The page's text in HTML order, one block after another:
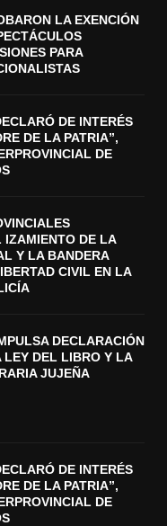
LA EXENCIÓN
PARA
DE INTERÉS
DE LA PATRIA”,
DE
IZAMIENTO DE LA
Y LA BANDERA
CIVIL EN LA
DECLARACIÓN
LEY DEL LIBRO Y LA
JUJEÑA
DE INTERÉS
DE LA PATRIA”,
DE